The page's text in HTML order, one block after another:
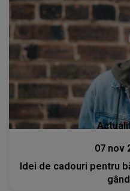
07 nov
Idei de cadouri pentru